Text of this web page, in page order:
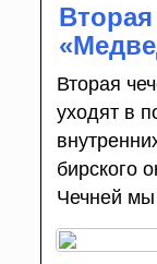
Вторая
уходят в
бирского
Чечней мы